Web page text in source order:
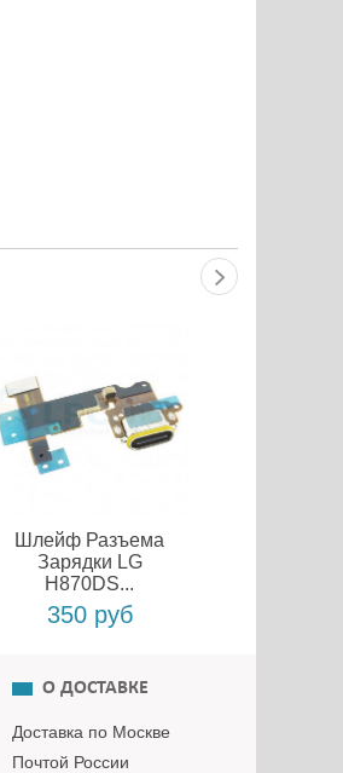
Шлейф Разъема
Зарядки LG
H870DS...
350 руб
О ДОСТАВКЕ
Доставка по Москве
Почтой России